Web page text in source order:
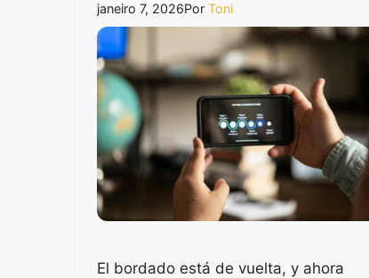
janeiro 7, 2026Por Toni
El bordado está de vuelta, y ahora